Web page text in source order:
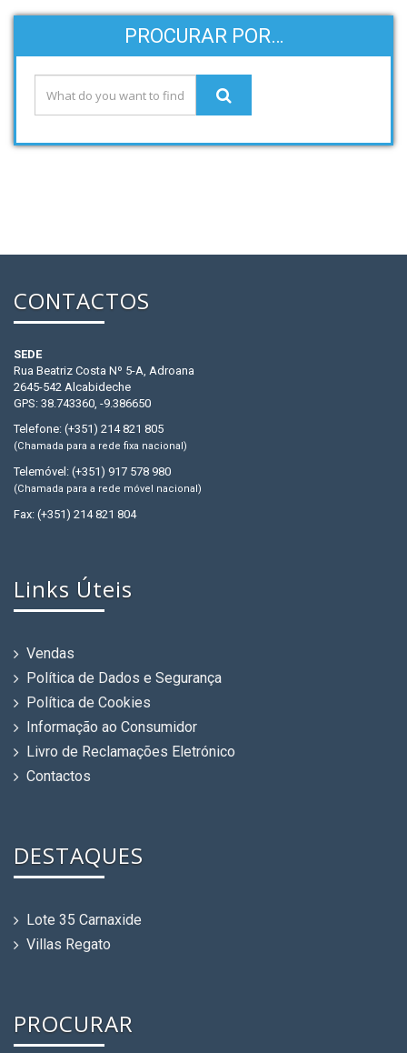
PROCURAR POR…
CONTACTOS
SEDE
Rua Beatriz Costa Nº 5-A, Adroana
2645-542 Alcabideche
GPS: 38.743360, -9.386650
Telefone: (+351) 214 821 805
(Chamada para a rede fixa nacional)
Telemóvel: (+351) 917 578 980
(Chamada para a rede móvel nacional)
Fax: (+351) 214 821 804
Links Úteis
Vendas
Política de Dados e Segurança
Política de Cookies
Informação ao Consumidor
Livro de Reclamações Eletrónico
Contactos
DESTAQUES
Lote 35 Carnaxide
Villas Regato
PROCURAR